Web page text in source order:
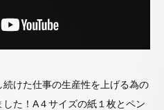
けた仕事の生産性を上げる為の
た！A４サイズの紙１枚とペン